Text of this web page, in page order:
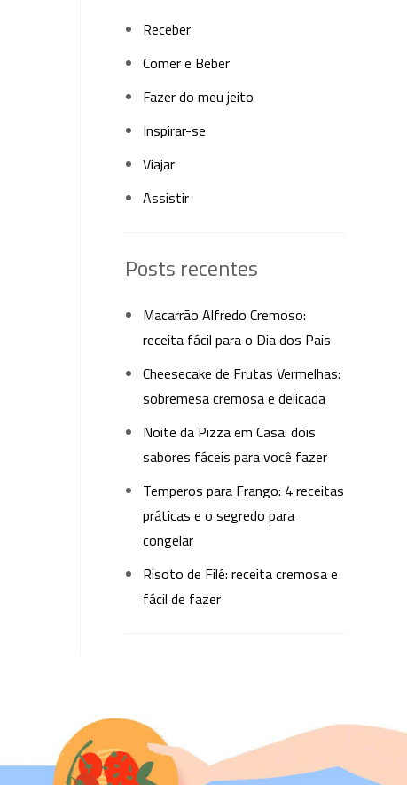
Receber
Comer e Beber
Fazer do meu jeito
Inspirar-se
Viajar
Assistir
Posts recentes
Macarrão Alfredo Cremoso:
receita fácil para o Dia dos Pais
Cheesecake de Frutas Vermelhas:
sobremesa cremosa e delicada
Noite da Pizza em Casa: dois
sabores fáceis para você fazer
Temperos para Frango: 4 receitas
práticas e o segredo para
congelar
Risoto de Filé: receita cremosa e
fácil de fazer